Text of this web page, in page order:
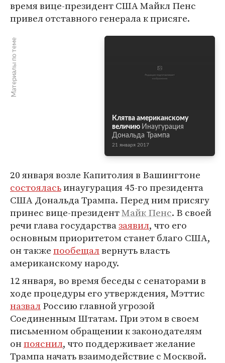
время вице-президент США Майкл Пенс
привел отставного генерала к присяге.
Материалы по теме
Клятва американскому
величию Инаугурация
Дональда Трампа
21 января 2017
20 января возле Капитолия в Вашингтоне
состояласьинаугурация 45-го президента
США Дональда Трампа. Перед ним присягу
принес вице-президентМайк Пенс. В своей
речи глава государствазаявил, что его
основным приоритетом станет благо США,
он такжепообещалвернуть власть
американскому народу.
12 января, во время беседы с сенаторами в
ходе процедуры его утверждения, Мэттис
назвалРоссию главной угрозой
Соединенным Штатам. При этом в своем
письменном обращении к законодателям
онпояснил, что поддерживает желание
Трампа начать взаимодействие c Москвой.